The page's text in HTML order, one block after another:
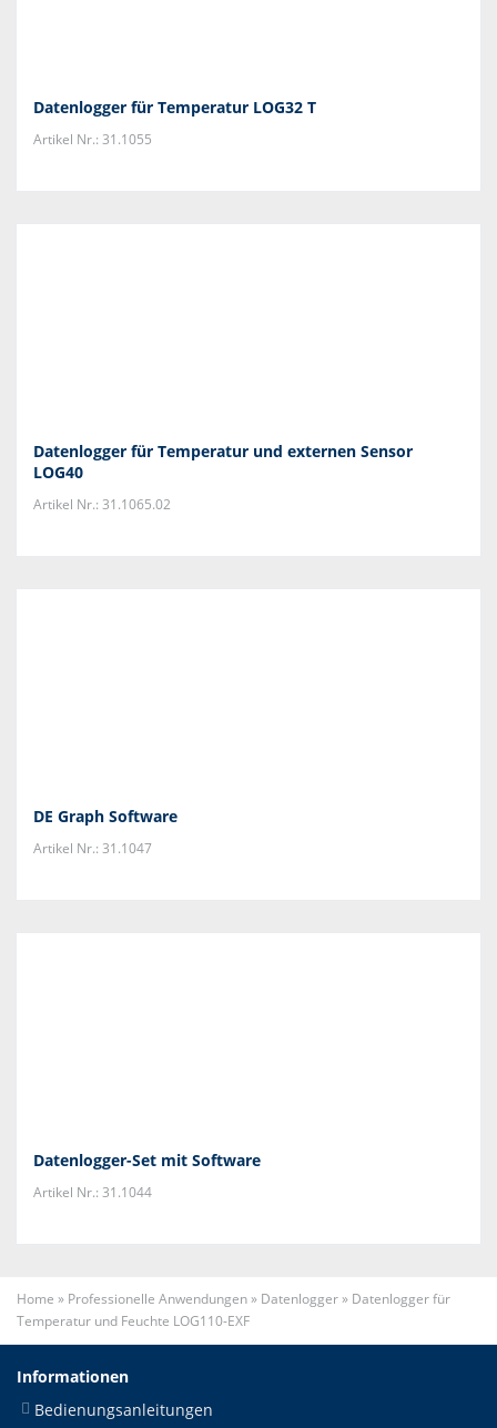
Datenlogger für Temperatur LOG32 T
Artikel Nr.: 31.1055
Datenlogger für Temperatur und externen Sensor
LOG40
Artikel Nr.: 31.1065.02
DE Graph Software
Artikel Nr.: 31.1047
Datenlogger-Set mit Software
Artikel Nr.: 31.1044
Home » Professionelle Anwendungen» Datenlogger» Datenlogger für
Temperatur und Feuchte LOG110-EXF
Informationen
Bedienungsanleitungen